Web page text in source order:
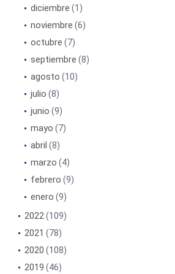
diciembre (1)
noviembre (6)
octubre (7)
septiembre (8)
agosto (10)
julio (8)
junio (9)
mayo (7)
abril (8)
marzo (4)
febrero (9)
enero (9)
2022(109)
2021 (78)
2020 (108)
2019 (46)